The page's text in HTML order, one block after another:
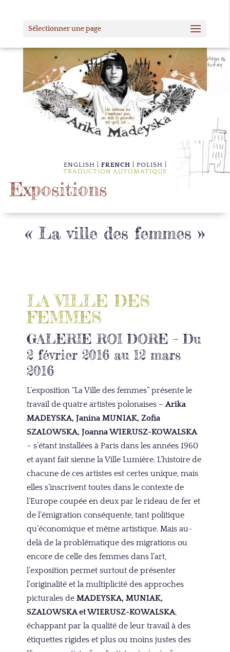
Sélectionner une page
ENGLISH FRENCH
POLISH
TRADUCTION AUTOMATIQUE
Expositions
« La ville des femmes »
LA VILLE DES
FEMMES
GALERIE ROI DORE – Du
2 février 2016 au 12 mars
2016
L’exposition “La Ville des femmes” présente le
travail de quatre artistes polonaises –Arika
MADEYSKA, Janina MUNIAK, Zofia
SZALOWSKA, Joanna WIERUSZ-KOWALSKA
– s’étant installées à Paris dans les années 1960
et ayant fait sienne la Ville Lumière. L’histoire de
chacune de ces artistes est certes unique, mais
elles s’inscrivent toutes dans le contexte de
l’Europe coupée en deux par le rideau de fer et
de l’émigration conséquente, tant politique
qu’économique et même artistique. Mais au-
delà de la problématique des migrations ou
encore de celle des femmes dans l’art,
l’exposition permet surtout de présenter
l’originalité et la multiplicité des approches
picturales de MADEYSKA, MUNIAK,
SZALOWSKA et WIERUSZ-KOWALSKA,
échappant par la qualité de leur travail à des
étiquettes rigides et plus ou moins justes des